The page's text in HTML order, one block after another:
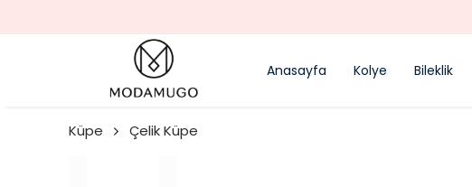
Anasayfa Kolye Bileklik
Küpe Çelik Küpe